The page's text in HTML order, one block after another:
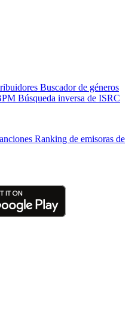
Buscador de géneros
Búsqueda inversa de ISRC
Ranking de emisoras de